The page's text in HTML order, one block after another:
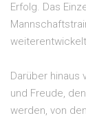
Erfolg. Das
Darüber hinaus
und Freude,
werden, von